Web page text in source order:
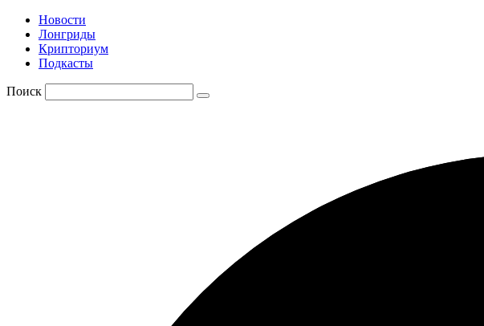
Новости
Лонгриды
Крипториум
Подкасты
Поиск